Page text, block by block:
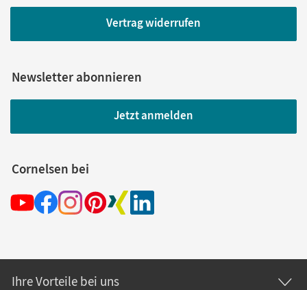
Vertrag widerrufen
Newsletter abonnieren
Jetzt anmelden
Cornelsen bei
Ihre Vorteile bei uns